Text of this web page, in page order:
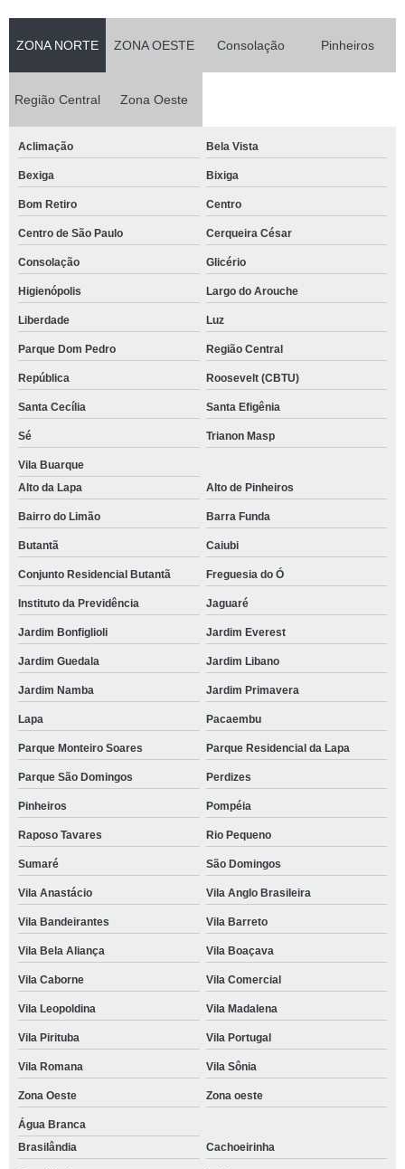
ZONA NORTE ZONA OESTE Consolação Pinheiros
Região Central Zona Oeste
Aclimação Bela Vista
Bexiga Bixiga
Bom Retiro Centro
Centro de São Paulo Cerqueira César
Consolação Glicério
Higienópolis Largo do Arouche
Liberdade Luz
Parque Dom Pedro Região Central
República Roosevelt (CBTU)
Santa Cecília Santa Efigênia
Sé Trianon Masp
Vila Buarque
Alto da Lapa
Alto de Pinheiros
Bairro do Limão Barra Funda
Butantã Caiubi
Conjunto Residencial Butantã Freguesia do Ó
Instituto da Previdência Jaguaré
Jardim Bonfiglioli Jardim Everest
Jardim Guedala Jardim Libano
Jardim Namba Jardim Primavera
Lapa Pacaembu
Parque Monteiro Soares Parque Residencial da Lapa
Parque São Domingos Perdizes
Pinheiros Pompéia
Raposo Tavares Rio Pequeno
Sumaré São Domingos
Vila Anastácio Vila Anglo Brasileira
Vila Bandeirantes Vila Barreto
Vila Bela Aliança Vila Boaçava
Vila Caborne Vila Comercial
Vila Leopoldina Vila Madalena
Vila Pirituba Vila Portugal
Vila Romana Vila Sônia
Zona Oeste Zona oeste
Água Branca
Brasilândia
Cachoeirinha